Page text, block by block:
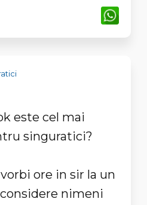
este cel mai
singuratici?
ore in sir la un
nimeni